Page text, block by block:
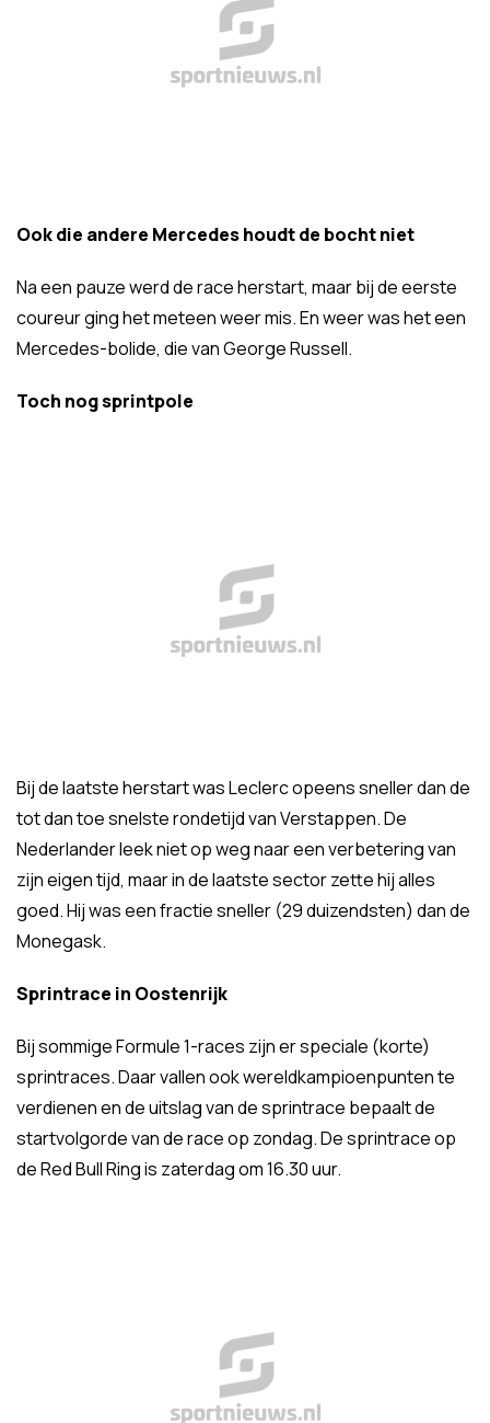
Ook die andere Mercedes houdt de bocht niet
Na een pauze werd de race herstart, maar bij de eerste
coureur ging het meteen weer mis. En weer was het een
Mercedes-bolide, die van George Russell.
Toch nog sprintpole
Bij de laatste herstart was Leclerc opeens sneller dan de
tot dan toe snelste rondetijd van Verstappen. De
Nederlander leek niet op weg naar een verbetering van
zijn eigen tijd, maar in de laatste sector zette hij alles
goed. Hij was een fractie sneller (29 duizendsten) dan de
Monegask.
Sprintrace in Oostenrijk
Bij sommige Formule 1-races zijn er speciale (korte)
sprintraces. Daar vallen ook wereldkampioenpunten te
verdienen en de uitslag van de sprintrace bepaalt de
startvolgorde van de race op zondag. De sprintrace op
de Red Bull Ring is zaterdag om 16.30 uur.